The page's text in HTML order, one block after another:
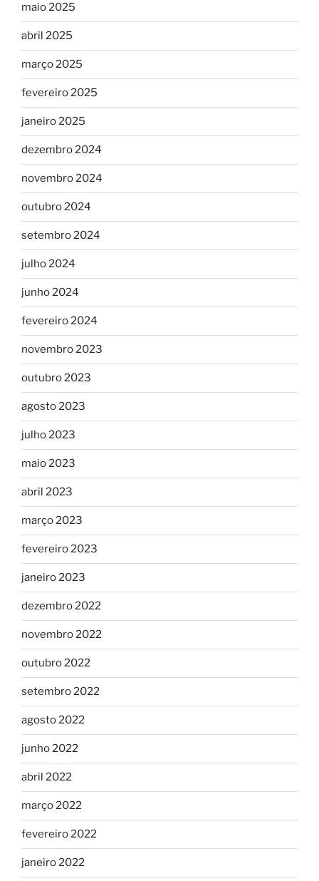
maio 2025
abril 2025
março 2025
fevereiro 2025
janeiro 2025
dezembro 2024
novembro 2024
outubro 2024
setembro 2024
julho 2024
junho 2024
fevereiro 2024
novembro 2023
outubro 2023
agosto 2023
julho 2023
maio 2023
abril 2023
março 2023
fevereiro 2023
janeiro 2023
dezembro 2022
novembro 2022
outubro 2022
setembro 2022
agosto 2022
junho 2022
abril 2022
março 2022
fevereiro 2022
janeiro 2022